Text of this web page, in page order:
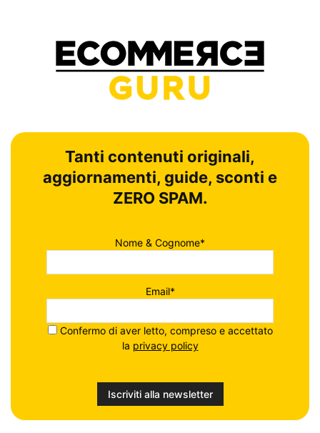
Tanti contenuti originali,
aggiornamenti, guide, sconti e
ZERO SPAM.
Nome & Cognome*
Email*
Confermo di aver letto, compreso e accettato
la privacy policy